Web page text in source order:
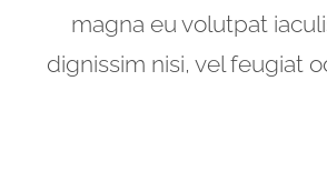
magna eu volutpat
dignissim nisi, vel feugiat